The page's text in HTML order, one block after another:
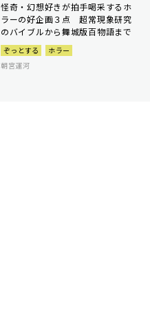
怪奇・幻想好きが拍手喝采するホ
ラーの好企画３点 超常現象研究
のバイブルから舞城版百物語まで
ぞっとする
ホラー
朝宮運河